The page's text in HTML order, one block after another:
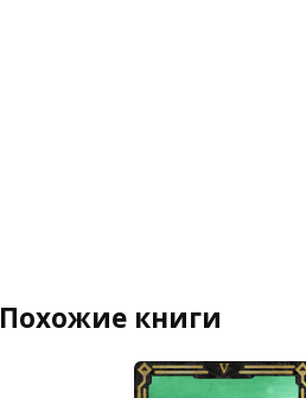
Похожие книги